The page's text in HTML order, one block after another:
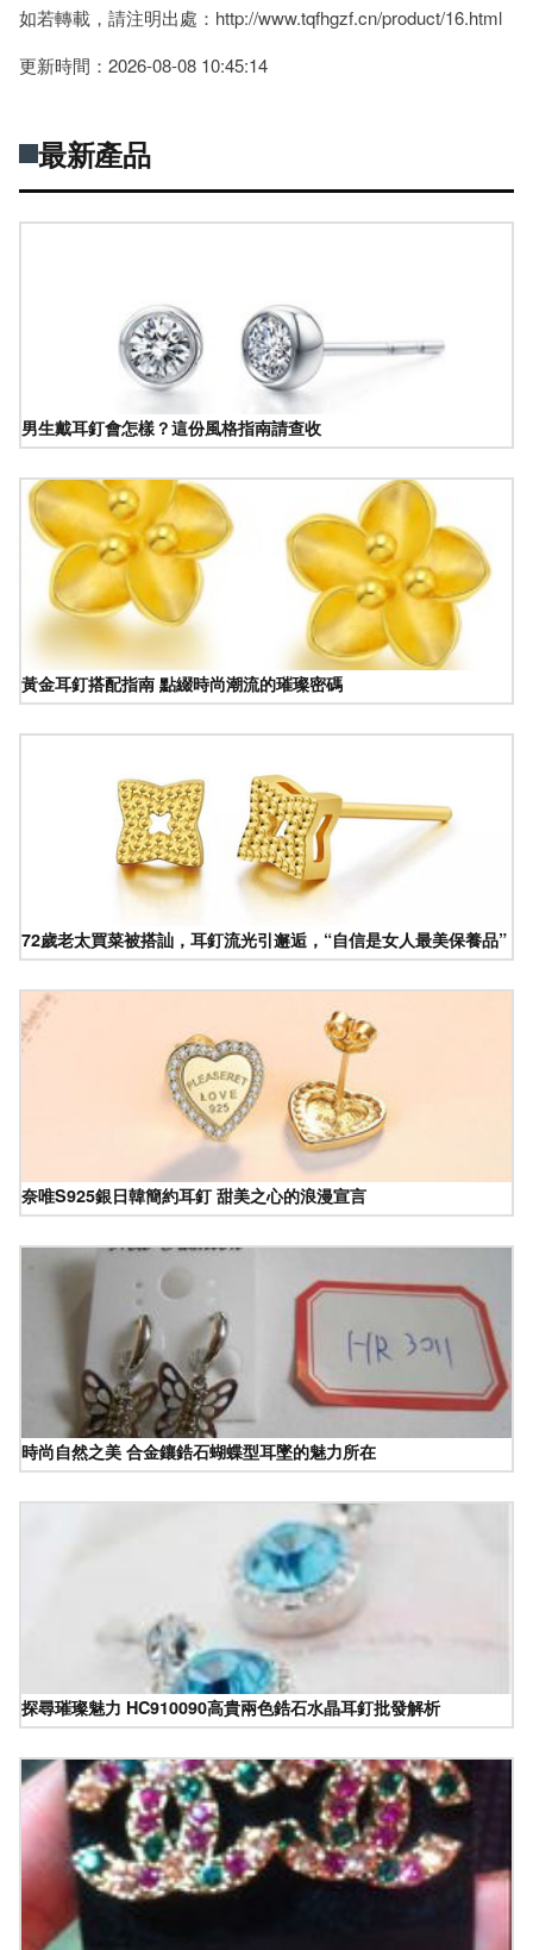
如若轉載，請注明出處：http://www.tqfhgzf.cn/product/16.html
更新時間：2026-08-08 10:45:14
最新產品
男生戴耳釘會怎樣？這份風格指南請查收
黃金耳釘搭配指南 點綴時尚潮流的璀璨密碼
72歲老太買菜被搭訕，耳釘流光引邂逅，“自信是女人最美保養品”
奈唯S925銀日韓簡約耳釘 甜美之心的浪漫宣言
時尚自然之美 合金鑲鋯石蝴蝶型耳墜的魅力所在
探尋璀璨魅力 HC910090高貴兩色鋯石水晶耳釘批發解析